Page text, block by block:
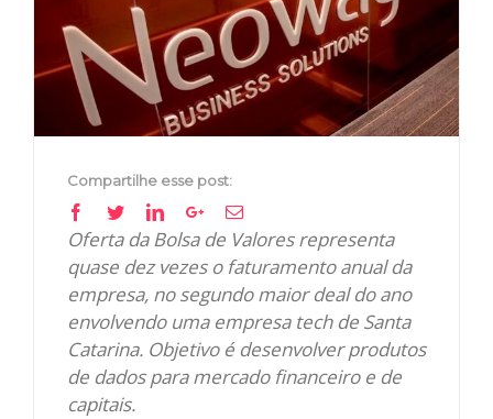
Compartilhe esse post:
Facebook
TwitterLinkedinGoogle+Email
Oferta da Bolsa de Valores representa
quase dez vezes o faturamento anual da
empresa, no segundo maior deal do ano
envolvendo uma empresa tech de Santa
Catarina. Objetivo é desenvolver produtos
de dados para mercado financeiro e de
capitais.